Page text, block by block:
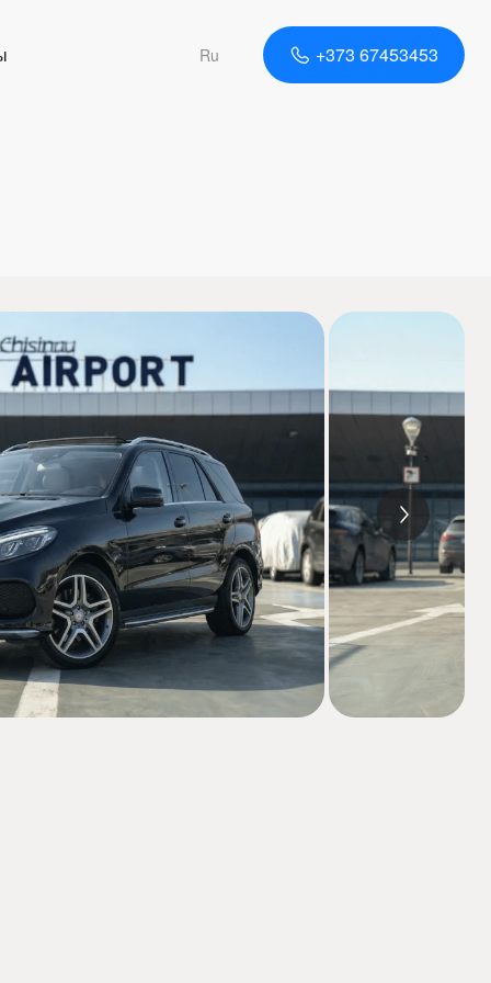
Ru +373 67453453